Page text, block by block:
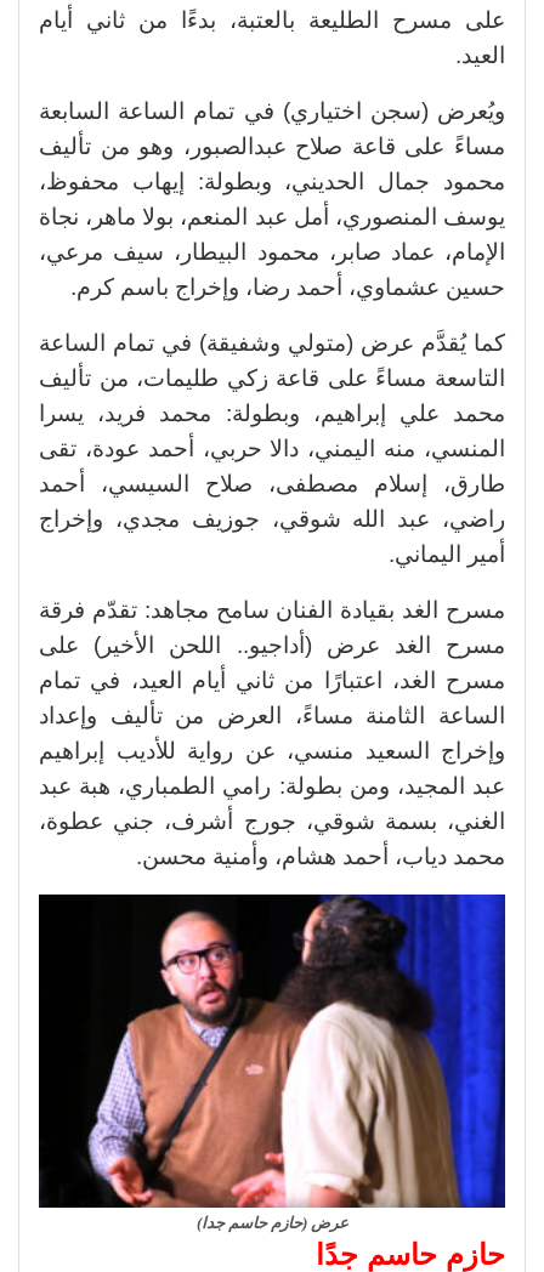
على مسرح الطليعة بالعتبة، بدءًا من ثاني أيام
العيد.
ويُعرض (سجن اختياري) في تمام الساعة السابعة
مساءً على قاعة صلاح عبدالصبور، وهو من تأليف
محمود جمال الحديني، وبطولة: إيهاب محفوظ،
يوسف المنصوري، أمل عبد المنعم، بولا ماهر، نجاة
الإمام، عماد صابر، محمود البيطار، سيف مرعي،
حسين عشماوي، أحمد رضا، وإخراج باسم كرم.
كما يُقدَّم عرض (متولي وشفيقة) في تمام الساعة
التاسعة مساءً على قاعة زكي طليمات، من تأليف
محمد علي إبراهيم، وبطولة: محمد فريد، يسرا
المنسي، منه اليمني، دالا حربي، أحمد عودة، تقى
طارق، إسلام مصطفى، صلاح السيسي، أحمد
راضي، عبد الله شوقي، جوزيف مجدي، وإخراج
أمير اليماني.
مسرح الغد بقيادة الفنان سامح مجاهد: تقدّم فرقة
مسرح الغد عرض (أداجيو.. اللحن الأخير) على
مسرح الغد، اعتبارًا من ثاني أيام العيد، في تمام
الساعة الثامنة مساءً، العرض من تأليف وإعداد
وإخراج السعيد منسي، عن رواية للأديب إبراهيم
عبد المجيد، ومن بطولة: رامي الطمباري، هبة عبد
الغني، بسمة شوقي، جورج أشرف، جني عطوة،
محمد دياب، أحمد هشام، وأمنية محسن.
عرض (حازم حاسم جدا)
حازم حاسم جدًا